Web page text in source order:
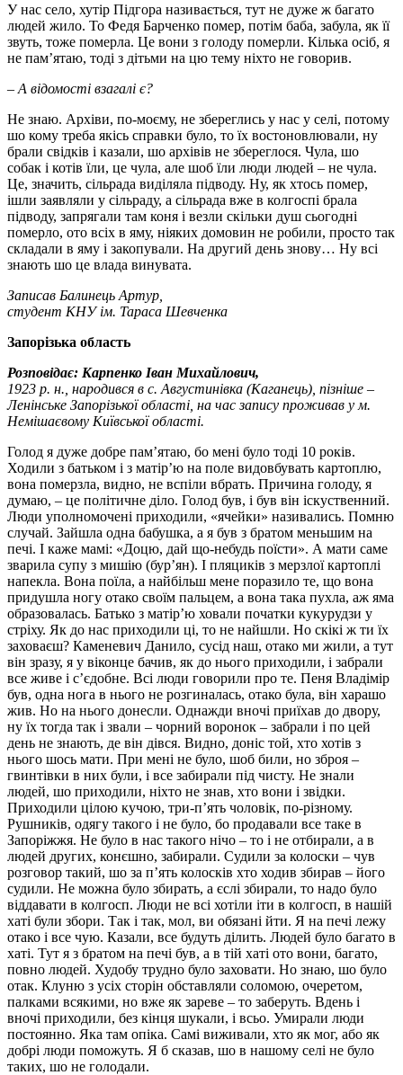
У нас село, хутір Підгора називається, тут не дуже ж багато
людей жило. То Федя Барченко помер, потім баба, забула, як її
звуть, тоже померла. Це вони з голоду померли. Кілька осіб, я
не пам’ятаю, тоді з дітьми на цю тему ніхто не говорив.
– А відомості взагалі є?
Не знаю. Архіви, по-моєму, не збереглись у нас у селі, потому
шо кому треба якісь справки було, то їх востоновлювали, ну
брали свідків і казали, шо архівів не збереглося. Чула, шо
собак і котів їли, це чула, але шоб їли люди людей – не чула.
Це, значить, сільрада виділяла підводу. Ну, як хтось помер,
ішли заявляли у сільраду, а сільрада вже в колгоспі брала
підводу, запрягали там коня і везли скільки душ сьогодні
померло, ото всіх в яму, ніяких домовин не робили, просто так
складали в яму і закопували. На другий день знову… Ну всі
знають шо це влада винувата.
Записав Балинець Артур,
студент КНУ ім. Тараса Шевченка
Запорізька область
Розповідає: Карпенко Іван Михайлович,
1923 р. н., народився в с. Августинівка (Каганець), пізніше –
Ленінське Запорізької області, на час запису проживав у м.
Немішаєвому Київської області.
Голод я дуже добре пам’ятаю, бо мені було тоді 10 років.
Ходили з батьком і з матір’ю на поле видовбувать картоплю,
вона померзла, видно, не вспіли вбрать. Причина голоду, я
думаю, – це політичне діло. Голод був, і був він іскуственний.
Люди уполномочені приходили, «ячейки» називались. Помню
случай. Зайшла одна бабушка, а я був з братом меньшим на
печі. І каже мамі: «Доцю, дай що-небудь поїсти». А мати саме
зварила супу з мишію (бур’ян). І пляциків з мерзлої картоплі
напекла. Вона поїла, а найбільш мене поразило те, що вона
придушла ногу отако своїм пальцем, а вона така пухла, аж яма
образовалась. Батько з матір’ю ховали початки кукурудзи у
стріху. Як до нас приходили ці, то не найшли. Но скікі ж ти їх
заховаєш? Каменевич Данило, сусід наш, отако ми жили, а тут
він зразу, я у віконце бачив, як до нього приходили, і забрали
все живе і с’єдобне. Всі люди говорили про те. Пеня Владімір
був, одна нога в нього не розгиналась, отако була, він харашо
жив. Но на нього донесли. Однажди вночі приїхав до двору,
ну їх тогда так і звали – чорний воронок – забрали і по цей
день не знають, де він дівся. Видно, доніс той, хто хотів з
нього шось мати. При мені не було, шоб били, но зброя –
гвинтівки в них були, і все забирали під чисту. Не знали
людей, шо приходили, ніхто не знав, хто вони і звідки.
Приходили цілою кучою, три-п’ять чоловік, по-різному.
Рушників, одягу такого і не було, бо продавали все таке в
Запоріжжя. Не було в нас такого нічо – то і не отбирали, а в
людей других, конєшно, забирали. Судили за колоски – чув
розговор такий, шо за п’ять колосків хто ходив збирав – його
судили. Не можна було збирать, а єслі збирали, то надо було
віддавати в колгосп. Люди не всі хотіли іти в колгосп, в нашій
хаті були збори. Так і так, мол, ви обязані йти. Я на печі лежу
отако і все чую. Казали, все будуть ділить. Людей було багато в
хаті. Тут я з братом на печі був, а в тій хаті ото вони, багато,
повно людей. Худобу трудно було заховати. Но знаю, шо було
отак. Клуню з усіх сторін обставляли соломою, очеретом,
палками всякими, но вже як зареве – то заберуть. Вдень і
вночі приходили, без кінця шукали, і всьо. Умирали люди
постоянно. Яка там опіка. Самі виживали, хто як мог, або як
добрі люди поможуть. Я б сказав, шо в нашому селі не було
таких, шо не голодали.